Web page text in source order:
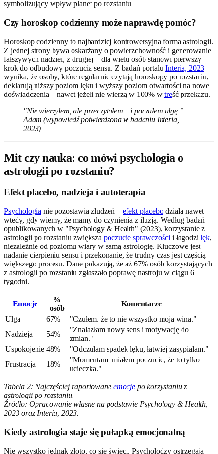
Czy horoskop codzienny może naprawdę pomóc?
Horoskop codzienny to najbardziej kontrowersyjna forma astrologii.
Z jednej strony bywa oskarżany o powierzchowność i generowanie
fałszywych nadziei, z drugiej – dla wielu osób stanowi pierwszy
krok do odbudowy poczucia sensu. Z badań portalu Interia, 2023
wynika, że osoby, które regularnie czytają horoskopy po rozstaniu,
deklarują niższy poziom lęku i wyższy poziom otwartości na nowe
doświadczenia – nawet jeżeli nie wierzą w 100% w treść przekazu.
"Nie wierzyłem, ale przeczytałem – i poczułem ulgę." —
Adam (wypowiedź potwierdzona w badaniu Interia,
2023)
Mit czy nauka: co mówi psychologia o
astrologii po rozstaniu?
Efekt placebo, nadzieja i autoterapia
Psychologia nie pozostawia złudzeń – efekt placebo działa nawet
wtedy, gdy wiemy, że mamy do czynienia z iluzją. Według badań
opublikowanych w "Psychology & Health" (2023), korzystanie z
astrologii po rozstaniu zwiększa poczucie sprawczości i łagodzi lęk,
niezależnie od poziomu wiary w samą astrologię. Kluczowe jest
nadanie cierpieniu sensu i przekonanie, że trudny czas jest częścią
większego procesu. Dane pokazują, że aż 67% osób korzystających
z astrologii po rozstaniu zgłaszało poprawę nastroju w ciągu 6
tygodni.
Emocje
%
osób
Komentarze
Ulga
67%
"Czułem, że to nie wszystko moja wina."
Nadzieja
54%
"Znalazłam nowy sens i motywację do
zmian."
Uspokojenie 48%
"Odczułam spadek lęku, łatwiej zasypiałam."
Frustracja
18%
"Momentami miałem poczucie, że to tylko
ucieczka."
Tabela 2: Najczęściej raportowane emocje po korzystaniu z
astrologii po rozstaniu.
Źródło: Opracowanie własne na podstawie Psychology & Health,
2023 oraz Interia, 2023.
Kiedy astrologia staje się pułapką emocjonalną
Nie wszystko jednak złoto, co się świeci. Psycholodzy ostrzegają